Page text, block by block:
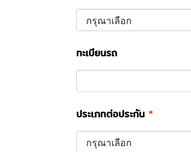
ทะเบียนรถ
ประเภทต่อประกัน *